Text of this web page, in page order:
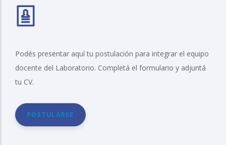
Podés presentar aquí tu postulación para integrar el equipo
docente del Laboratorio. Completá el formulario y adjuntá
tu CV.
POSTULARSE